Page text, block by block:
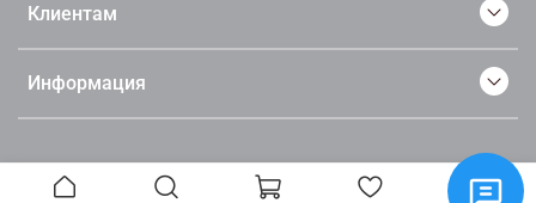
Клиентам
Информация